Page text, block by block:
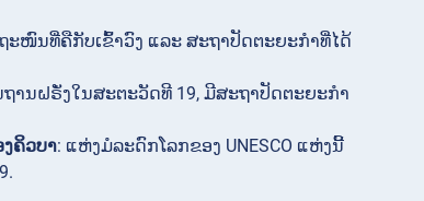
ະໜົນທີ່ຄືກັບເຂົ້າວົງ ແລະ ສະຖາປັດຕະຍະກຳທີ່ໄດ້
ຖານຝຣັ່ງໃນສະຕະວັດທີ 19, ມີສະຖາປັດຕະຍະກຳ
ຄິວບາ: ແຫ່ງມໍລະດົກໂລກຂອງ UNESCO ແຫ່ງນີ້